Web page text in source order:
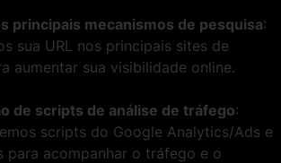
principais mecanismos de pesquisa:
sua URL nos principais sites de
aumentar sua visibilidade online.
de scripts de análise de tráfego:
scripts do Google Analytics/Ads e
para acompanhar o tráfego e o